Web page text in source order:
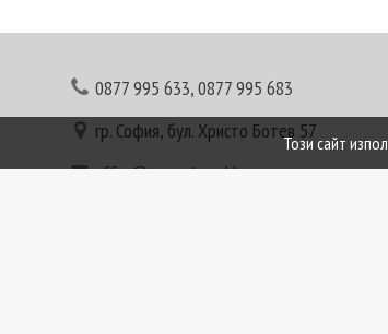
0877 995 633,0877 995 683
гр. София, бул. Христо Ботев 57
office@mywaytravel.bg
Този сайт